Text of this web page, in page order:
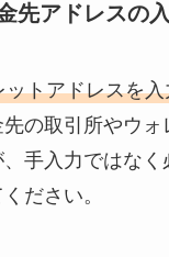
先アドレスの
トアドレスを
の取引所やウ
手入力ではなく
ださい。